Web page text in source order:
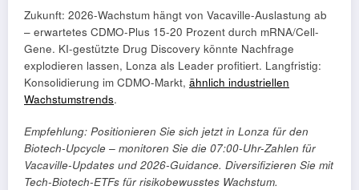
Zukunft: 2026-Wachstum hängt von Vacaville-Auslastung ab
– erwartetes CDMO-Plus 15-20 Prozent durch mRNA/Cell-
Gene. KI-gestützte Drug Discovery könnte Nachfrage
explodieren lassen, Lonza als Leader profitiert. Langfristig:
Konsolidierung im CDMO-Markt, ähnlich industriellen
Wachstumstrends.
Empfehlung: Positionieren Sie sich jetzt in Lonza für den
Biotech-Upcycle – monitoren Sie die 07:00-Uhr-Zahlen für
Vacaville-Updates und 2026-Guidance. Diversifizieren Sie mit
Tech-Biotech-ETFs für risikobewusstes Wachstum.